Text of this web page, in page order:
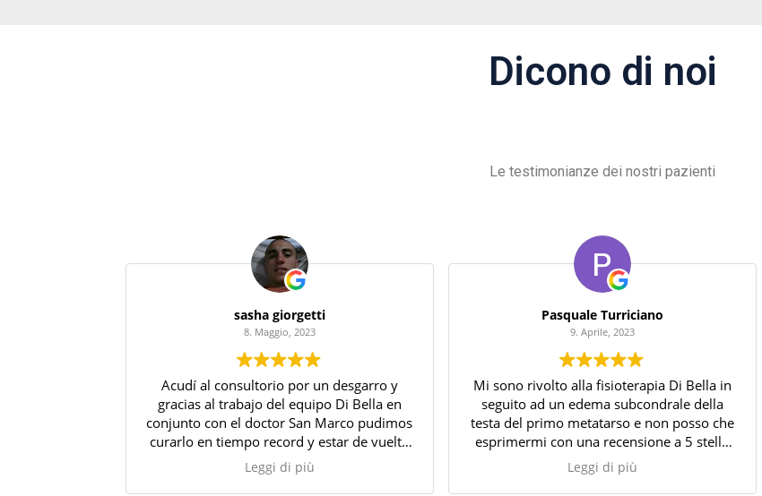
Dicono di noi
Le testimonianze dei nostri pazienti
sasha giorgetti
8. Maggio, 2023
Acudí al consultorio por un desgarro y
gracias al trabajo del equipo Di Bella en
conjunto con el doctor San Marco pudimos
curarlo en tiempo record y estar de vuelta
para competir. Ademas de estar presentes
no solo en el consultorio sino en el resto
Leggi di più
Pasquale Turriciano
9. Aprile, 2023
Mi sono rivolto alla fisioterapia Di Bella in
seguito ad un edema subcondrale della
testa del primo metatarso e non posso che
esprimermi con una recensione a 5 stelle
su 5. La professionalità e la preparazione
del fisioterapista si sono dimostrati ad
Leggi di più